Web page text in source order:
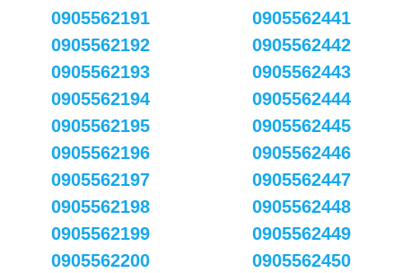
0905562191
0905562192
0905562193
0905562194
0905562195
0905562196
0905562197
0905562198
0905562199
0905562200
0905562441
0905562442
0905562443
0905562444
0905562445
0905562446
0905562447
0905562448
0905562449
0905562450